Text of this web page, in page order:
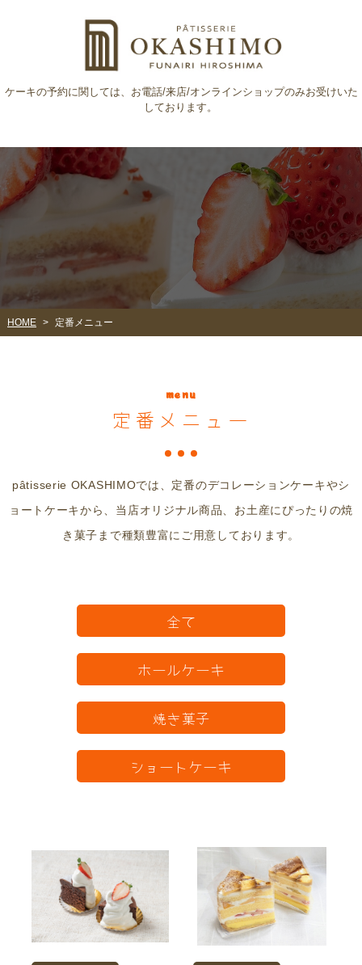
ケーキの予約に関しては、​​​​​​​お電話/来店/オンラインショップのみお受けいた
しております。
HOME > 定番メニュー
menu
定番メニュー
pâtisserie OKASHIMOでは、定番のデコレーションケーキやシ
ョートケーキから、当店オリジナル商品、お土産にぴったりの焼
き菓子まで種類豊富にご用意しております。
全て
ホールケーキ
焼き菓子
ショートケーキ